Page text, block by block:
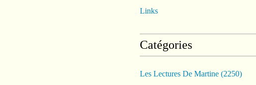
Links
Catégories
Les Lectures De Martine (2250)